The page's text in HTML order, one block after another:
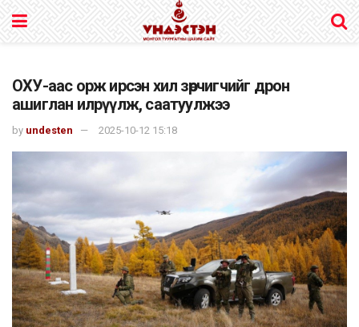
ОХУ-аас орж ирсэн хил зөрчигчийг дрон
ашиглан илрүүлж, саатуулжээ
by undesten 2025-10-12 15:18